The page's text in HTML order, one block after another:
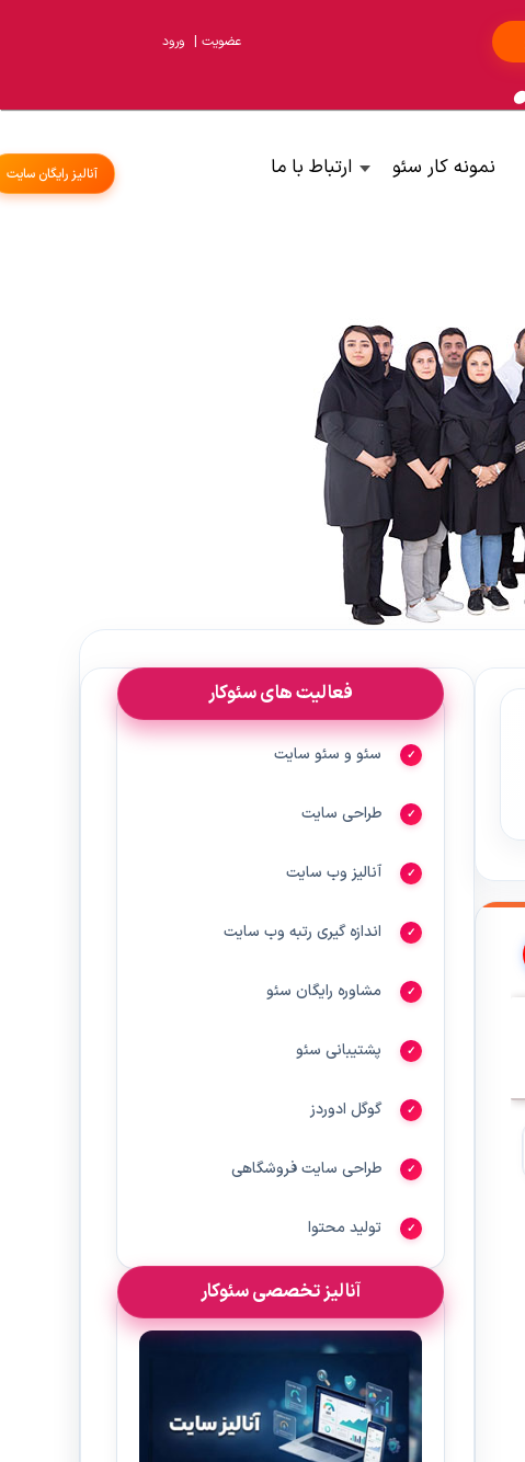
عضویت | ورود
نمونه کار سئو ارتباط با ما آنالیز رایگان سایت
فعالیت های سئوکار
سئو و سئو سایت
طراحی سایت
آنالیز وب سایت
اندازه گیری رتبه وب سایت
مشاوره رایگان سئو
پشتیبانی سئو
گوگل ادوردز
طراحی سایت فروشگاهی
تولید محتوا
آنالیز تخصصی سئوکار